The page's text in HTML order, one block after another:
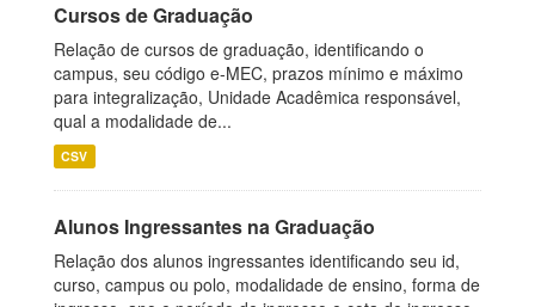
Cursos de Graduação
Relação de cursos de graduação, identificando o
campus, seu código e-MEC, prazos mínimo e máximo
para integralização, Unidade Acadêmica responsável,
qual a modalidade de...
CSV
Alunos Ingressantes na Graduação
Relação dos alunos ingressantes identificando seu id,
curso, campus ou polo, modalidade de ensino, forma de